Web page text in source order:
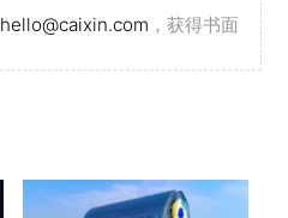
hello@caixin.com ，获得书面